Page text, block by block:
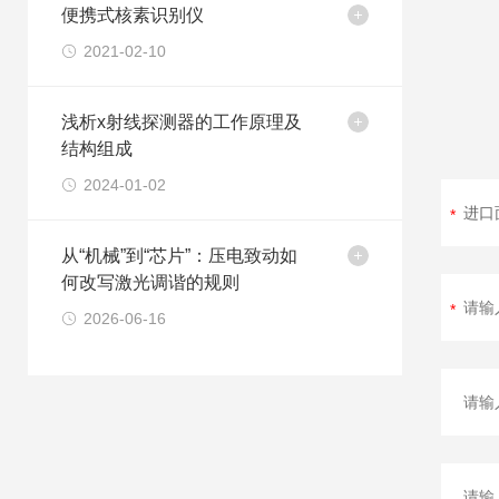
便携式核素识别仪
2021-02-10
浅析x射线探测器的工作原理及
结构组成
2024-01-02
从“机械”到“芯片”：压电致动如
何改写激光调谐的规则
2026-06-16